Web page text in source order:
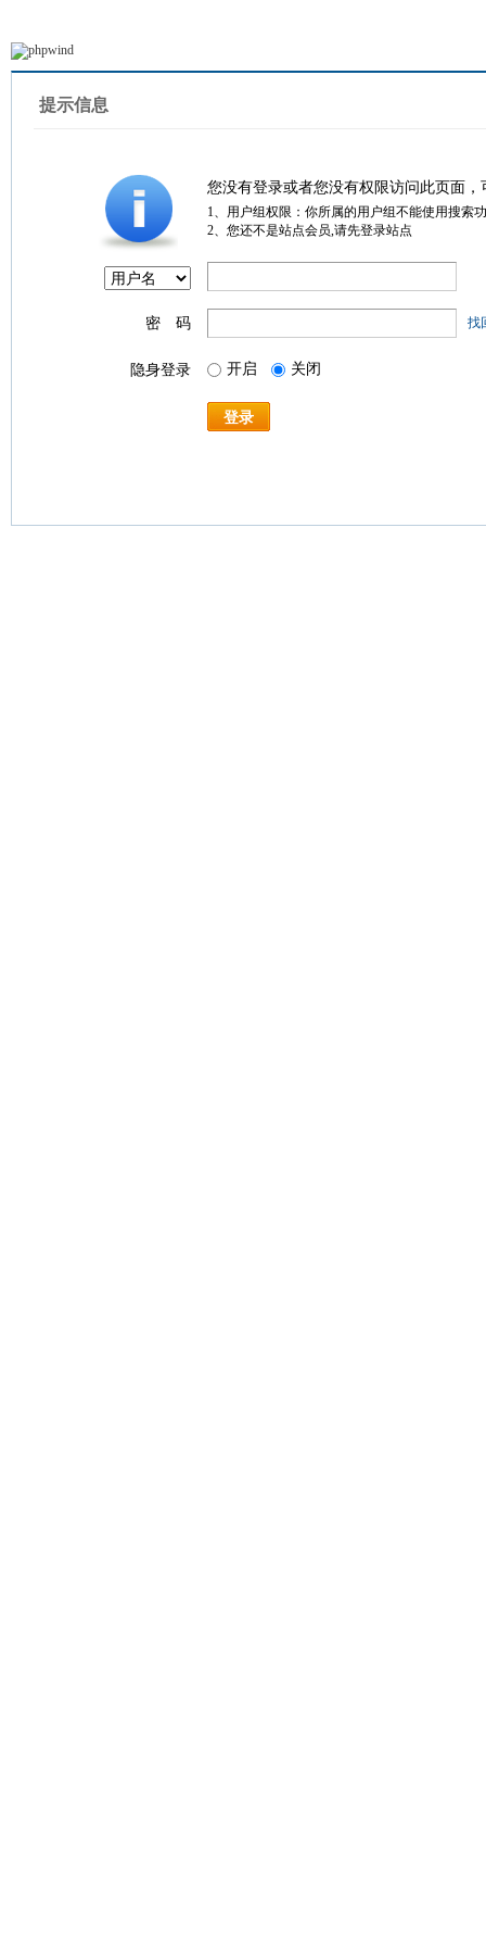
提示信息
您没有登录或者您没有权限访问此页面
1、用户组权限：你所属的用户组不能使用搜索
2、您还不是站点会员,请先登录站点
密 码 找
隐身登录 开启 关闭
登录